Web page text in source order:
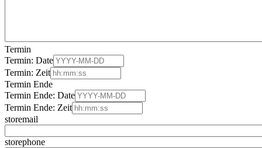
Termin
Termin: Date
Termin: Zeit
Termin Ende
Termin Ende: Date
Termin Ende: Zeit
storemail
storephone